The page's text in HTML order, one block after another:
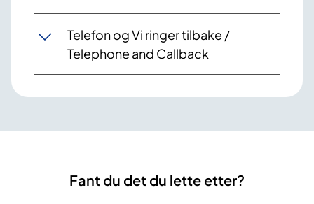
Telefon og Vi ringer tilbake /
Telephone and Callback
Fant du det du lette etter?